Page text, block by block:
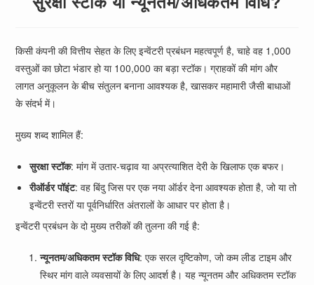
किसी कंपनी की वित्तीय सेहत के लिए इन्वेंटरी प्रबंधन महत्वपूर्ण है, चाहे वह 1,000
वस्तुओं का छोटा भंडार हो या 100,000 का बड़ा स्टॉक। ग्राहकों की मांग और
लागत अनुकूलन के बीच संतुलन बनाना आवश्यक है, खासकर महामारी जैसी बाधाओं
के संदर्भ में।
मुख्य शब्द शामिल हैं:
सुरक्षा स्टॉक: मांग में उतार-चढ़ाव या अप्रत्याशित देरी के खिलाफ एक बफर।
रीऑर्डर पॉइंट: वह बिंदु जिस पर एक नया ऑर्डर देना आवश्यक होता है, जो या तो
इन्वेंटरी स्तरों या पूर्वनिर्धारित अंतरालों के आधार पर होता है।
इन्वेंटरी प्रबंधन के दो मुख्य तरीकों की तुलना की गई है:
न्यूनतम/अधिकतम स्टॉक विधि: एक सरल दृष्टिकोण, जो कम लीड टाइम और
स्थिर मांग वाले व्यवसायों के लिए आदर्श है। यह न्यूनतम और अधिकतम स्टॉक